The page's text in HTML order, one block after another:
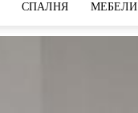
СПАЛНЯ МЕБЕЛИ